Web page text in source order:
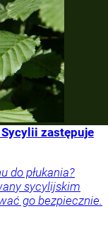
zastępuje
do płukania?
sycylijskim
go bezpiecznie.